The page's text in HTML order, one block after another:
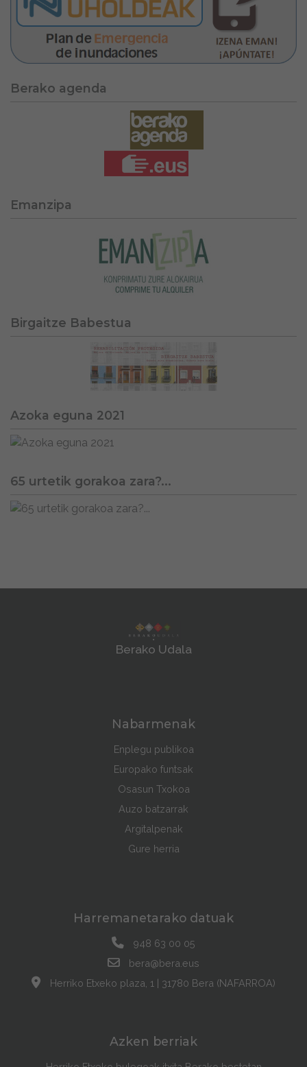
Berako agenda
Emanzipa
Birgaitze Babestua
Azoka eguna 2021
65 urtetik gorakoa zara?...
Berako Udala
Nabarmenak
Enplegu publikoa
Europako funtsak
Osasun Txokoa
Auzo batzarrak
Argitalpenak
Gure herria
Harremanetarako datuak
948 63 00 05
bera@bera.eus
Herriko Etxeko plaza, 1 | 31780 Bera (NAFARROA)
Azken berriak